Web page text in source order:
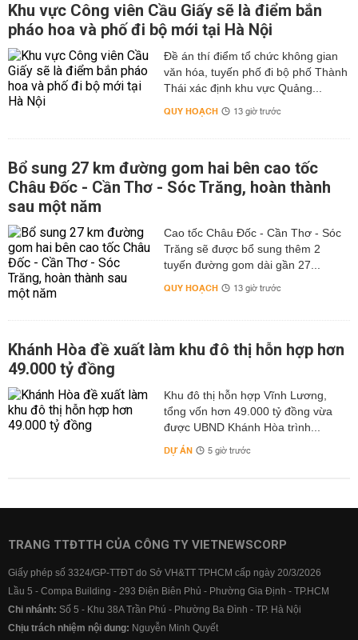
Khu vực Công viên Cầu Giấy sẽ là điểm bắn
pháo hoa và phố đi bộ mới tại Hà Nội
Đề án thí điểm tổ chức không gian
văn hóa, tuyến phố đi bộ phố Thành
Thái xác định khu vực Quảng...
QUY HOẠCH 13 giờ trước
Bổ sung 27 km đường gom hai bên cao tốc
Châu Đốc - Cần Thơ - Sóc Trăng, hoàn thành
sau một năm
Cao tốc Châu Đốc - Cần Thơ - Sóc
Trăng sẽ được bổ sung thêm 2
tuyến đường gom dài gần 27...
QUY HOẠCH 13 giờ trước
Khánh Hòa đề xuất làm khu đô thị hỗn hợp hơn
49.000 tỷ đồng
Khu đô thị hỗn hợp Vĩnh Lương,
tổng vốn hơn 49.000 tỷ đồng vừa
được UBND Khánh Hòa trình...
DỰ ÁN 5 giờ trước
TRANG TTĐTTH CỦA CÔNG TY VIETNEWSCORP
Giấy phép số 3324/GP-TTĐT do Sở VH&TT TPHCM cấp ngày 20/3/2026
Lầu 5 - Compa Building - 293 Điện Biên Phủ - Phường Gia Định - TP.HCM
Chi nhánh: Số 5 - Khu 38A Trần Phú - Phường Ba Đình - TP. Hà Nội
Chịu trách nhiệm nội dung: Nguyễn Minh Quyết